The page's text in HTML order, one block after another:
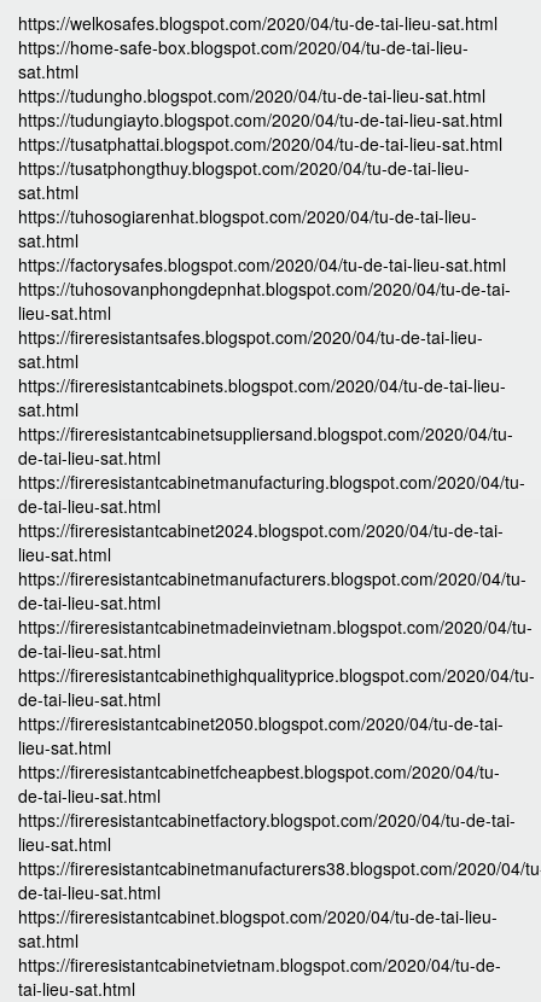
https://welkosafes.blogspot.com/2020/04/tu-de-tai-lieu-sat.html
https://home-safe-box.blogspot.com/2020/04/tu-de-tai-lieu-
sat.html
https://tudungho.blogspot.com/2020/04/tu-de-tai-lieu-sat.html
https://tudungiayto.blogspot.com/2020/04/tu-de-tai-lieu-sat.html
https://tusatphattai.blogspot.com/2020/04/tu-de-tai-lieu-sat.html
https://tusatphongthuy.blogspot.com/2020/04/tu-de-tai-lieu-
sat.html
https://tuhosogiarenhat.blogspot.com/2020/04/tu-de-tai-lieu-
sat.html
https://factorysafes.blogspot.com/2020/04/tu-de-tai-lieu-sat.html
https://tuhosovanphongdepnhat.blogspot.com/2020/04/tu-de-tai-
lieu-sat.html
https://fireresistantsafes.blogspot.com/2020/04/tu-de-tai-lieu-
sat.html
https://fireresistantcabinets.blogspot.com/2020/04/tu-de-tai-lieu-
sat.html
https://fireresistantcabinetsuppliersand.blogspot.com/2020/04/tu-
de-tai-lieu-sat.html
https://fireresistantcabinetmanufacturing.blogspot.com/2020/04/tu-
de-tai-lieu-sat.html
https://fireresistantcabinet2024.blogspot.com/2020/04/tu-de-tai-
lieu-sat.html
https://fireresistantcabinetmanufacturers.blogspot.com/2020/04/tu-
de-tai-lieu-sat.html
https://fireresistantcabinetmadeinvietnam.blogspot.com/2020/04/tu-
de-tai-lieu-sat.html
https://fireresistantcabinethighqualityprice.blogspot.com/2020/04/tu-
de-tai-lieu-sat.html
https://fireresistantcabinet2050.blogspot.com/2020/04/tu-de-tai-
lieu-sat.html
https://fireresistantcabinetfcheapbest.blogspot.com/2020/04/tu-
de-tai-lieu-sat.html
https://fireresistantcabinetfactory.blogspot.com/2020/04/tu-de-tai-
lieu-sat.html
https://fireresistantcabinetmanufacturers38.blogspot.com/2020/04/
de-tai-lieu-sat.html
https://fireresistantcabinet.blogspot.com/2020/04/tu-de-tai-lieu-
sat.html
https://fireresistantcabinetvietnam.blogspot.com/2020/04/tu-de-
tai-lieu-sat.html